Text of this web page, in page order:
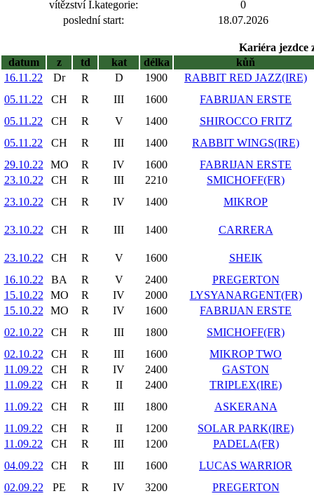
vítězství I.kategorie:
0
poslední start:
18.07.2026
Kariéra jezdce
datum
z td kat délka
kůň
16.11.22
Dr R D 1900
RABBIT RED JAZZ(IRE)
05.11.22
CH R III 1600
FABRIJAN ERSTE
05.11.22
CH R V 1400
SHIROCCO FRITZ
05.11.22
CH R III 1400
RABBIT WINGS(IRE)
29.10.22
MO R IV 1600
FABRIJAN ERSTE
23.10.22
CH R III 2210
SMICHOFF(FR)
23.10.22
CH R IV 1400 MIKROP
23.10.22 CH R III 1400 CARRERA
23.10.22 CH R V 1600
SHEIK
16.10.22
BA R V 2400
PREGERTON
15.10.22
MO R IV 2000
LYSYANARGENT(FR)
15.10.22
MO R IV 1600
FABRIJAN ERSTE
02.10.22
CH R III 1800
SMICHOFF(FR)
02.10.22
CH R III 1600
MIKROP TWO
11.09.22
CH R IV 2400
GASTON
11.09.22
CH R II 2400
TRIPLEX(IRE)
11.09.22
CH R III 1800
ASKERANA
11.09.22
CH R II 1200
SOLAR PARK(IRE)
11.09.22
CH R III 1200
PADELA(FR)
04.09.22
CH R III 1600
LUCAS WARRIOR
02.09.22
PE R IV 3200
PREGERTON